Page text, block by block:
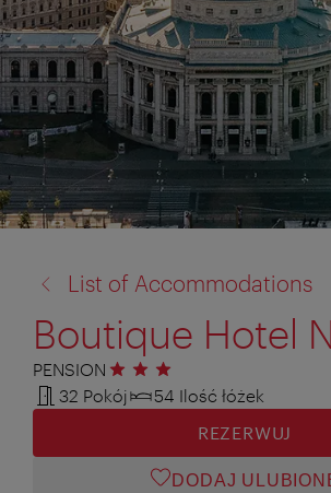
do:
List of Accommodations
Boutique Hotel
PENSION 3 gwiazdki
32 Pokój
54 Ilość łóżek
REZERWUJ
DODAJ